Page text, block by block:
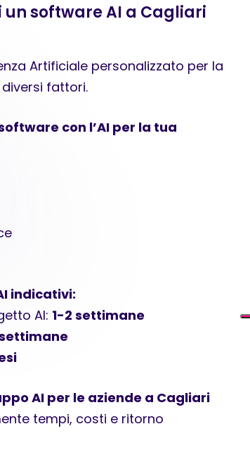
software AI a Cagliari
Artificiale personalizzato per la
fattori.
con l’AI per la tua
indicativi:
AI: 1-2 settimane
AI per le aziende a Cagliari
tempi, costi e ritorno